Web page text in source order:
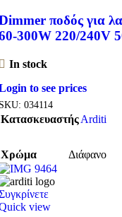
ποδός για
300W 220/240V
In stock
to see prices
034114
ΚατασκευαστήςArditi
Χρώμα Διάφανο
view